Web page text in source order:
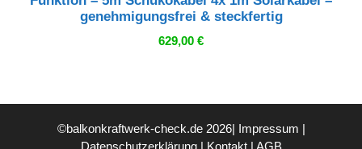
genehmigungsfrei & steckfertig
629,00 €
©balkonkraftwerk-check.de 2026| Impressum |
Datenschutzerklärung| Kontakt| AGB